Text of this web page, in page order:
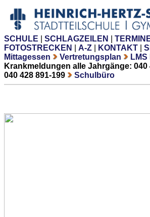
SCHULE SCHLAGZEILEN
FOTOSTRECKEN
A-Z KONTAKT
Mittagessen
Vertretungsplan
Krankmeldungen alle Jahrgänge: 040
040 428 891-199
Schulbüro